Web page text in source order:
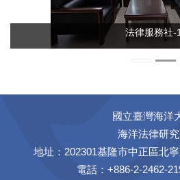
法律服務社-
國立臺灣海洋
海洋法律研
地址：202301基隆市中正區北
電話：+886-2-2462-